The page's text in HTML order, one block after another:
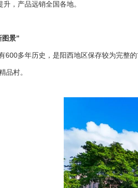
，产品远销全国各地。
景”
600多年历史，是阳西地区保存较为完整
品村。